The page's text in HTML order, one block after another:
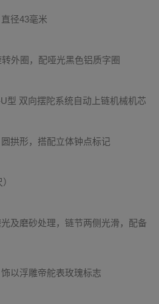
径43毫米
外圈，配哑光黑色铝质字圈
型 双向摆陀系统自动上链机械机芯
拱形，搭配立体钟点标记
及磨砂处理，链节两侧光滑，配备
以浮雕帝舵表玫瑰标志